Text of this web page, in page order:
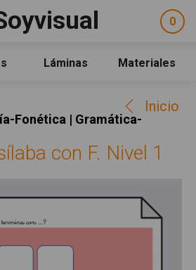
Láminas Materiales
0
Fonética | Gramática-
Inicio
con F. Nivel 1
Twitter